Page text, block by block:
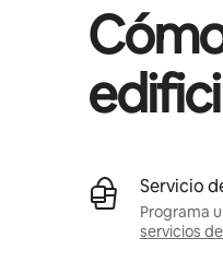
Servicio
Programa
servicios